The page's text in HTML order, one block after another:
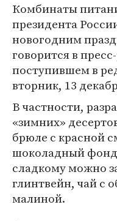
Комбинаты
президента
новогодним
говорится в
поступившем в
вторник, 13
В частности,
«зимних»
брюле с красной
шоколадный
сладкому можно
глинтвейн, чай с
малиной.